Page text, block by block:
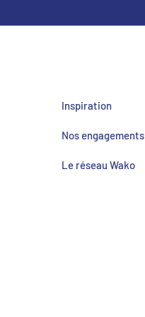
Inspiration
Nos engagements
Le réseau Wako